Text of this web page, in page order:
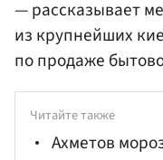
— рассказывает
из крупнейших
по продаже
Читайте также
Ахметов